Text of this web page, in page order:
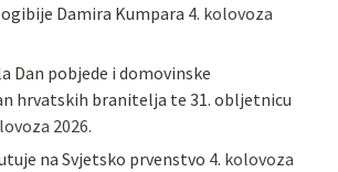
Damira Kumpara 4. kolovoza
Dan pobjede i domovinske
hrvatskih branitelja te 31. obljetnicu
2026.
na Svjetsko prvenstvo 4. kolovoza